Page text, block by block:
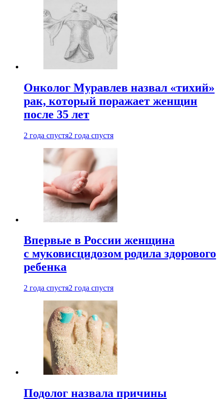
Онколог Муравлев назвал «тихий»
рак, который поражает женщин
после 35 лет
2 года спустя2 года спустя
Впервые в России женщина
с муковисцидозом родила здорового
ребенка
2 года спустя2 года спустя
Подолог назвала причины